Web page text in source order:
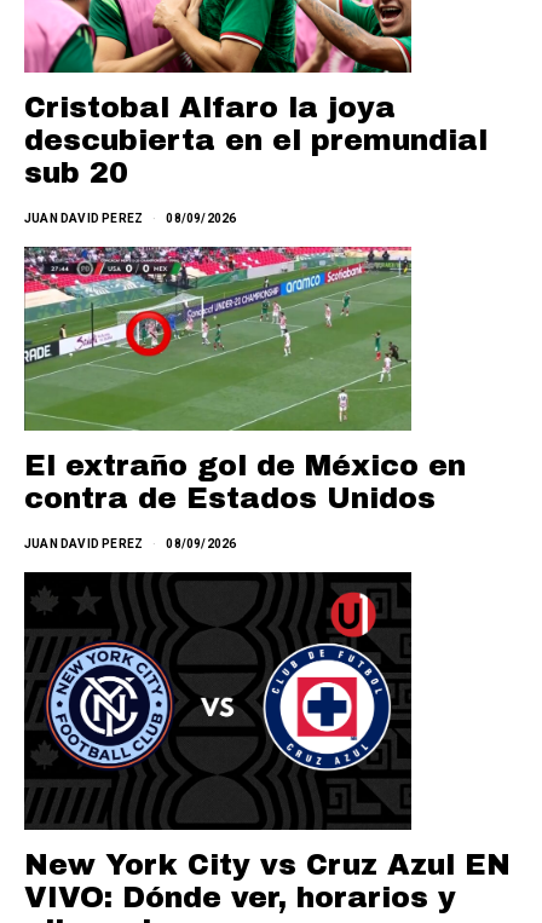
Cristobal Alfaro la joya
descubierta en el premundial
sub 20
JUAN DAVID PEREZ 08/09/2026
El extraño gol de México en
contra de Estados Unidos
JUAN DAVID PEREZ 08/09/2026
New York City vs Cruz Azul EN
VIVO: Dónde ver, horarios y